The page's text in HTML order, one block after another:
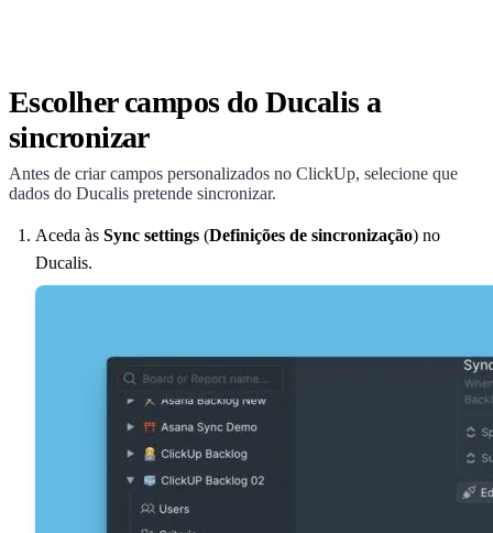
Escolher campos doDucalisa
sincronizar
Antes de criar campos personalizados no ClickUp, selecione que
dados do Ducalis pretende sincronizar.
Aceda às Sync settings (Definições de sincronização) no
Ducalis.